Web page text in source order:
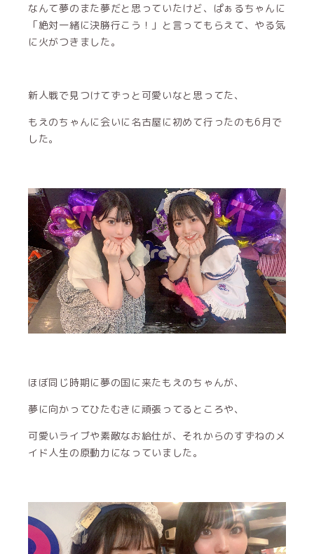
なんて夢のまた夢だと思っていたけど、ぱぁるちゃんに
「絶対一緒に決勝行こう！」と言ってもらえて、やる気
に火がつきました。
新人戦で見つけてずっと可愛いなと思ってた、
もえのちゃんに会いに名古屋に初めて行ったのも6月で
した。
ほぼ同じ時期に夢の国に来たもえのちゃんが、
夢に向かってひたむきに頑張ってるところや、
可愛いライブや素敵なお給仕が、それからのすずねのメ
イド人生の原動力になっていました。